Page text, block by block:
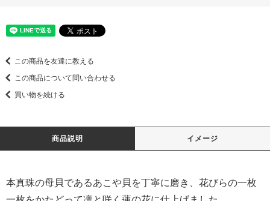
この商品を友達に教える
この商品について問い合わせる
買い物を続ける
商品説明 イメージ
本真珠の母貝であるあこや貝を丁寧に磨き、花びらの一枚